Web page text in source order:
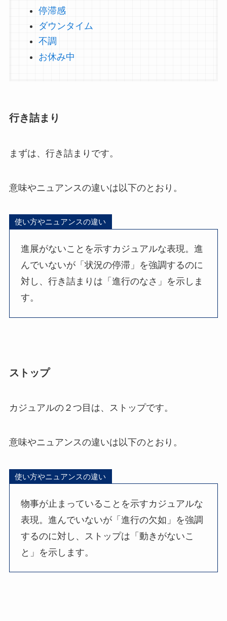
停滞感
ダウンタイム
不調
お休み中
行き詰まり
まずは、行き詰まりです。
意味やニュアンスの違いは以下のとおり。
使い方やニュアンスの違い
進展がないことを示すカジュアルな表現。進
んでいないが「状況の停滞」を強調するのに
対し、行き詰まりは「進行のなさ」を示しま
す。
ストップ
カジュアルの２つ目は、ストップです。
意味やニュアンスの違いは以下のとおり。
使い方やニュアンスの違い
物事が止まっていることを示すカジュアルな
表現。進んでいないが「進行の欠如」を強調
するのに対し、ストップは「動きがないこ
と」を示します。